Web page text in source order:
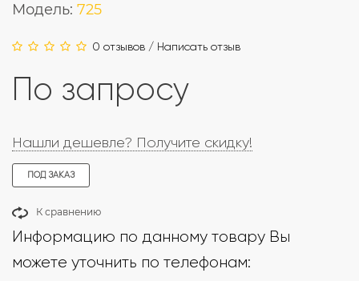
Модель: 725
0 отзывов / Написать отзыв
По запросу
Нашли дешевле? Получите скидку!
ПОД ЗАКАЗ
К сравнению
Информацию по данному товару Вы
можете уточнить по телефонам: